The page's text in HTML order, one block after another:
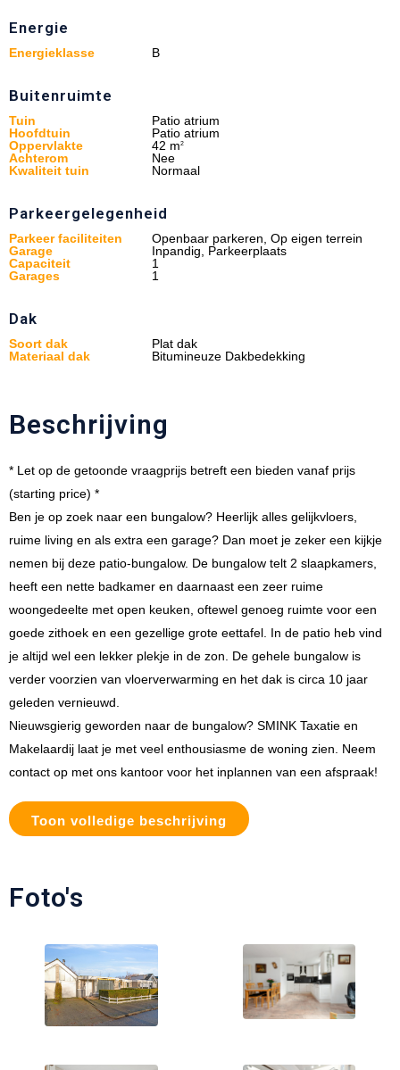
Energie
Energieklasse B
Buitenruimte
Tuin
Patio atrium
Hoofdtuin
Patio atrium
Oppervlakte
42 m2
Achterom
Nee
Kwaliteit tuin
Normaal
Parkeergelegenheid
Parkeer faciliteiten
Openbaar parkeren, Op eigen terrein
Garage
Inpandig, Parkeerplaats
Capaciteit
1
Garages
1
Dak
Soort dak
Plat dak
Materiaal dak
Bitumineuze Dakbedekking
Beschrijving
* Let op de getoonde vraagprijs betreft een bieden vanaf prijs
(starting price) *
Ben je op zoek naar een bungalow? Heerlijk alles gelijkvloers,
ruime living en als extra een garage? Dan moet je zeker een kijkje
nemen bij deze patio-bungalow. De bungalow telt 2 slaapkamers,
heeft een nette badkamer en daarnaast een zeer ruime
woongedeelte met open keuken, oftewel genoeg ruimte voor een
goede zithoek en een gezellige grote eettafel. In de patio heb vind
je altijd wel een lekker plekje in de zon. De gehele bungalow is
verder voorzien van vloerverwarming en het dak is circa 10 jaar
geleden vernieuwd.
Nieuwsgierig geworden naar de bungalow? SMINK Taxatie en
Makelaardij laat je met veel enthousiasme de woning zien. Neem
contact op met ons kantoor voor het inplannen van een afspraak!
Toon volledige beschrijving
Foto's